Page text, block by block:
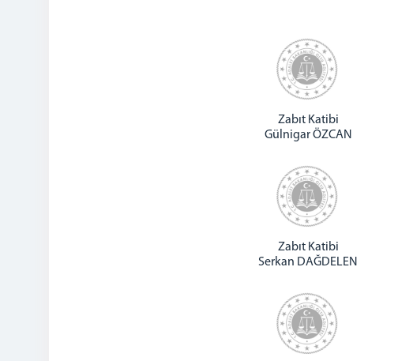
Zabıt Katibi
Gülnigar ÖZCAN
Zabıt Katibi
Serkan DAĞDELEN